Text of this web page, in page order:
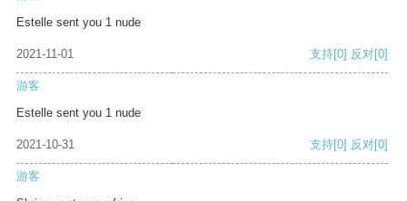
Estelle sent you 1 nude
2021-11-01 支持[0] 反对[0]
游客
Estelle sent you 1 nude
2021-10-31 支持[0] 反对[0]
游客